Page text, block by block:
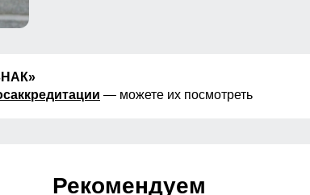
— можете их посмотреть
Рекомендуем